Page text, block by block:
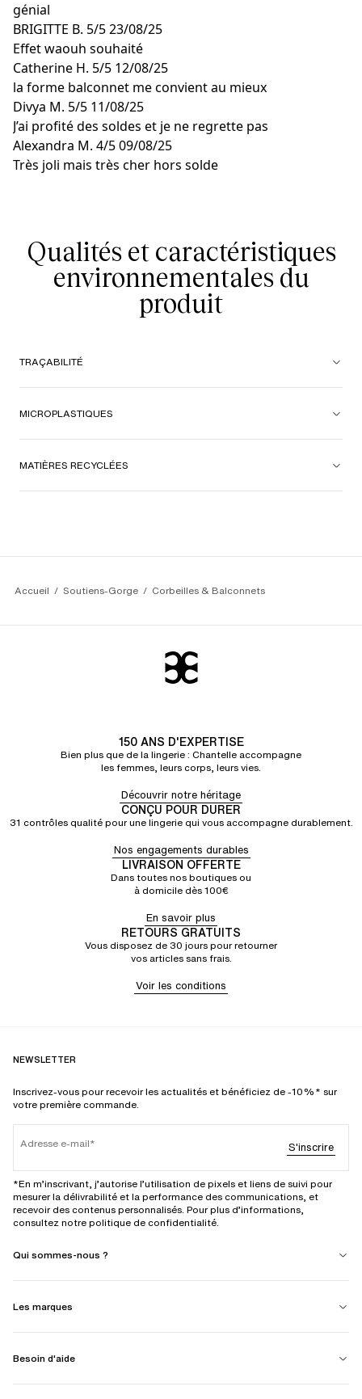
génial
BRIGITTE B. 5/523/08/25
Effet waouh souhaité
Catherine H. 5/5 12/08/25
la forme balconnet me convient au mieux
Divya M. 5/5 11/08/25
J’ai profité des soldes et je ne regrette pas
Alexandra M. 4/509/08/25
Très joli mais très cher hors solde
Qualités et caractéristiques
environnementales du
produit
TRAÇABILITÉ
MICROPLASTIQUES
MATIÈRES RECYCLÉES
Accueil Soutiens-Gorge Corbeilles & Balconnets
150 ANS D'EXPERTISE
Bien plus que de la lingerie : Chantelle accompagne
les femmes, leurs corps, leurs vies.
Découvrir notre héritage
CONÇU POUR DURER
31 contrôles qualité pour une lingerie qui vous accompagne durablement.
Nos engagements durables
LIVRAISON OFFERTE
Dans toutes nos boutiques ou
à domicile dès 100€
En savoir plus
RETOURS GRATUITS
Vous disposez de 30 jours pour retourner
vos articles sans frais.
Voir les conditions
NEWSLETTER
Inscrivez-vous pour recevoir les actualités et bénéficiez de -10%* sur
votre première commande.
Adresse e-mail S'inscrire
*En m’inscrivant, j’autorise l’utilisation de pixels et liens de suivi pour
mesurer la délivrabilité et la performance des communications, et
recevoir des contenus personnalisés. Pour plus d’informations,
consultez notre politique de confidentialité.
Qui sommes-nous ?
Les marques
Besoin d'aide